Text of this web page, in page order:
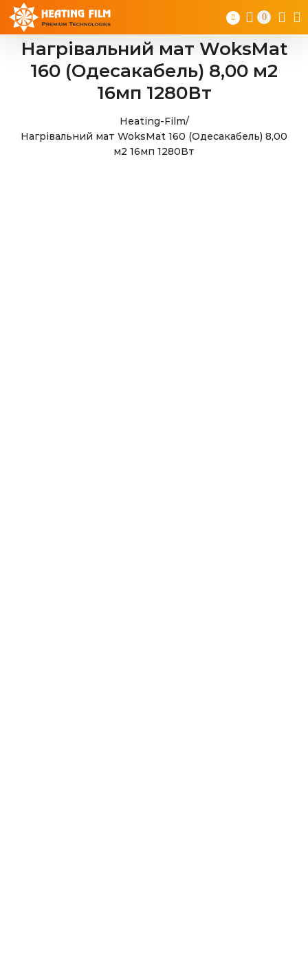
Skip
content
0
Нагрівальний мат WoksMat
160 (Одесакабель) 8,00 м2
16мп 1280Вт
Heating-Film/
Нагрівальний мат WoksMat 160 (Одесакабель) 8,00
м2 16мп 1280Вт